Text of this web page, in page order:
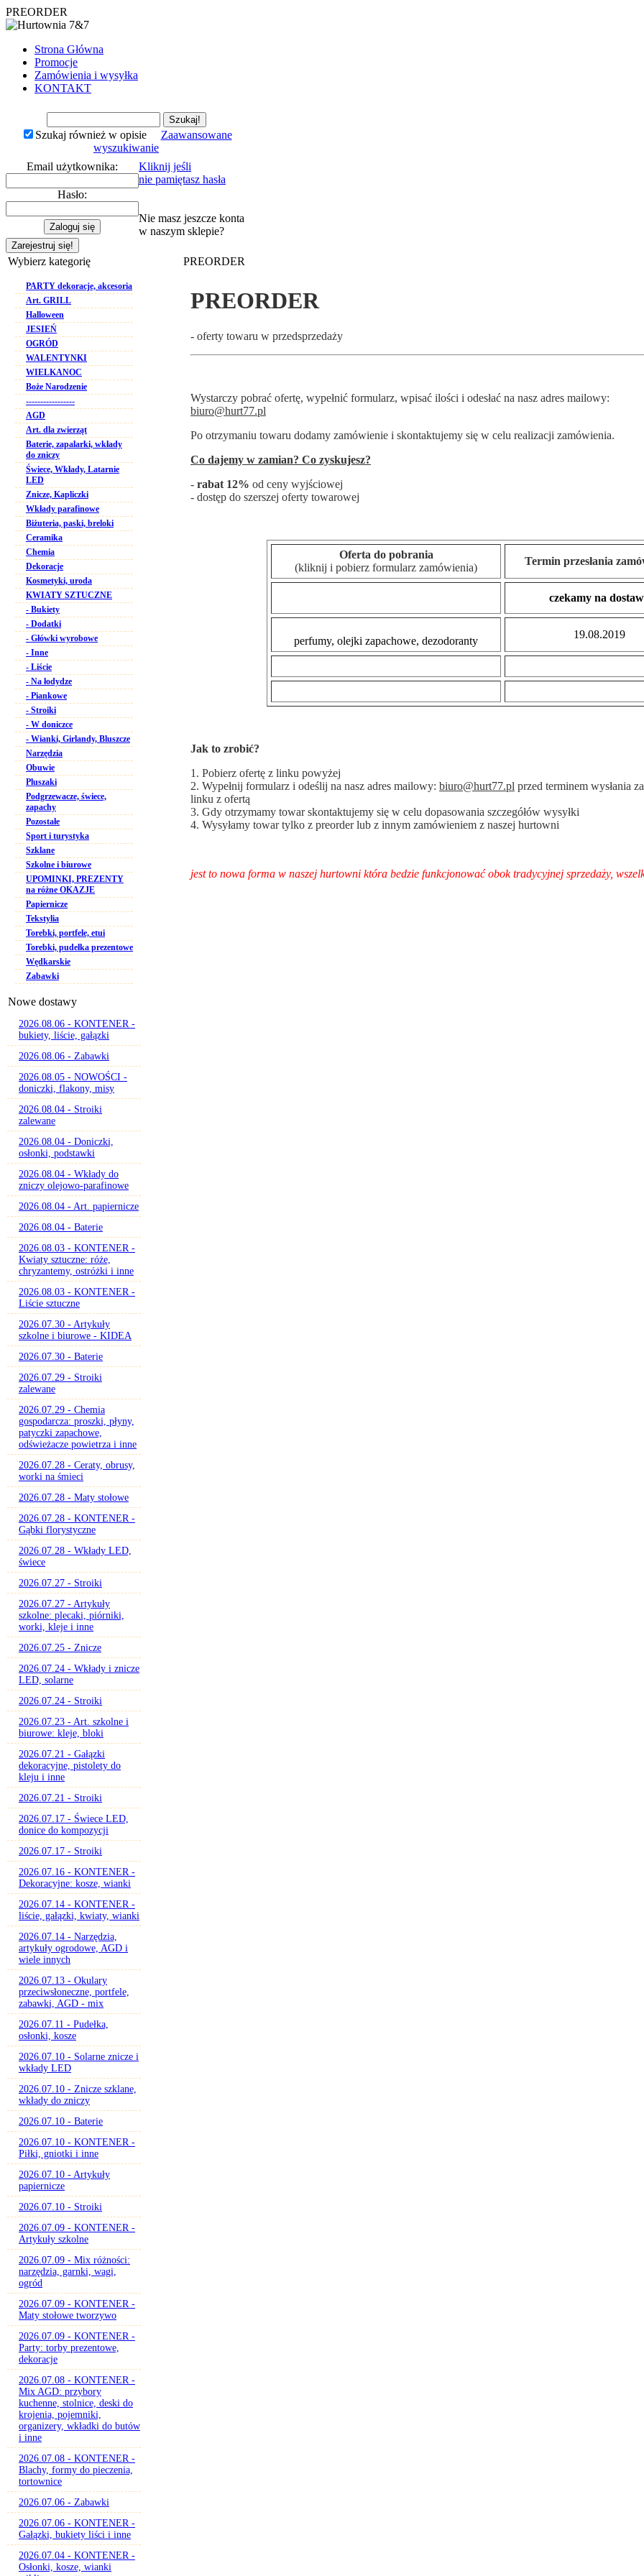
PREORDER
Strona Główna
Promocje
Zamówienia i wysyłka
KONTAKT
Szukaj również w opisie
Zaawansowane
wyszukiwanie
Email użytkownika:
Hasło:
Kliknij jeśli
nie pamiętasz hasła
Nie masz jeszcze konta
w naszym sklepie?
Wybierz kategorię
PARTY dekoracje, akcesoria
Art. GRILL
Halloween
JESIEŃ
OGRÓD
WALENTYNKI
WIELKANOC
Boże Narodzenie
-----------------
AGD
Art. dla zwierząt
Baterie, zapalarki, wkłady
do zniczy
Świece, Wkłady, Latarnie
LED
Znicze, Kapliczki
Wkłady parafinowe
Biżuteria, paski, breloki
Ceramika
Chemia
Dekoracje
Kosmetyki, uroda
KWIATY SZTUCZNE
- Bukiety
- Dodatki
- Główki wyrobowe
- Inne
- Liście
- Na łodydze
- Piankowe
- Stroiki
- W doniczce
- Wianki, Girlandy, Bluszcze
Narzędzia
Obuwie
Pluszaki
Podgrzewacze, świece,
zapachy
Pozostałe
Sport i turystyka
Szklane
Szkolne i biurowe
UPOMINKI, PREZENTY
na różne OKAZJE
Papiernicze
Tekstylia
Torebki, portfele, etui
Torebki, pudełka prezentowe
Wędkarskie
Zabawki
Nowe dostawy
2026.08.06 - KONTENER -
bukiety, liście, gałązki
2026.08.06 - Zabawki
2026.08.05 - NOWOŚCI -
doniczki, flakony, misy
2026.08.04 - Stroiki
zalewane
2026.08.04 - Doniczki,
osłonki, podstawki
2026.08.04 - Wkłady do
zniczy olejowo-parafinowe
2026.08.04 - Art. papiernicze
2026.08.04 - Baterie
2026.08.03 - KONTENER -
Kwiaty sztuczne: róże,
chryzantemy, ostróżki i inne
2026.08.03 - KONTENER -
Liście sztuczne
2026.07.30 - Artykuły
szkolne i biurowe - KIDEA
2026.07.30 - Baterie
2026.07.29 - Stroiki
zalewane
2026.07.29 - Chemia
gospodarcza: proszki, płyny,
patyczki zapachowe,
odświeżacze powietrza i inne
2026.07.28 - Ceraty, obrusy,
worki na śmieci
2026.07.28 - Maty stołowe
2026.07.28 - KONTENER -
Gąbki florystyczne
2026.07.28 - Wkłady LED,
świece
2026.07.27 - Stroiki
2026.07.27 - Artykuły
szkolne: plecaki, piórniki,
worki, kleje i inne
2026.07.25 - Znicze
2026.07.24 - Wkłady i znicze
LED, solarne
2026.07.24 - Stroiki
2026.07.23 - Art. szkolne i
biurowe: kleje, bloki
2026.07.21 - Gałązki
dekoracyjne, pistolety do
kleju i inne
2026.07.21 - Stroiki
2026.07.17 - Świece LED,
donice do kompozycji
2026.07.17 - Stroiki
2026.07.16 - KONTENER -
Dekoracyjne: kosze, wianki
2026.07.14 - KONTENER -
liście, gałązki, kwiaty, wianki
2026.07.14 - Narzędzia,
artykuły ogrodowe, AGD i
wiele innych
2026.07.13 - Okulary
przeciwsłoneczne, portfele,
zabawki, AGD - mix
2026.07.11 - Pudełka,
osłonki, kosze
2026.07.10 - Solarne znicze i
wkłady LED
2026.07.10 - Znicze szklane,
wkłady do zniczy
2026.07.10 - Baterie
2026.07.10 - KONTENER -
Piłki, gniotki i inne
2026.07.10 - Artykuły
papiernicze
2026.07.10 - Stroiki
2026.07.09 - KONTENER -
Artykuły szkolne
2026.07.09 - Mix różności:
narzędzia, garnki, wagi,
ogród
2026.07.09 - KONTENER -
Maty stołowe tworzywo
2026.07.09 - KONTENER -
Party: torby prezentowe,
dekoracje
2026.07.08 - KONTENER -
Mix AGD: przybory
kuchenne, stolnice, deski do
krojenia, pojemniki,
organizery, wkładki do butów
i inne
2026.07.08 - KONTENER -
Blachy, formy do pieczenia,
tortownice
2026.07.06 - Zabawki
2026.07.06 - KONTENER -
Gałązki, bukiety liści i inne
2026.07.04 - KONTENER -
Osłonki, kosze, wianki
PREORDER
PREORDER
- oferty towaru w przedsprzedaży
Wystarczy pobrać ofertę, wypełnić formularz, wpisać ilości i odesłać na nasz adres mailowy:
biuro@hurt77.pl
Po otrzymaniu towaru dodamy zamówienie i skontaktujemy się w celu realizacji zamówienia.
Co dajemy w zamian? Co zyskujesz?
- rabat 12% od ceny wyjściowej
- dostęp do szerszej oferty towarowej
Oferta do pobrania
(kliknij i pobierz formularz zamówienia)
Termin przesłania
czekamy na
perfumy, olejki zapachowe, dezodoranty
19.08.2019
Jak to zrobić?
1. Pobierz ofertę z linku powyżej
2. Wypełnij formularz i odeślij na nasz adres mailowy: biuro@hurt77.pl przed terminem wysłania
linku z ofertą
3. Gdy otrzymamy towar skontaktujemy się w celu dopasowania szczegółów wysyłki
4. Wysyłamy towar tylko z preorder lub z innym zamówieniem z naszej hurtowni
jest to nowa forma w naszej hurtowni która bedzie funkcjonować obok tradycyjnej sprzedaży,